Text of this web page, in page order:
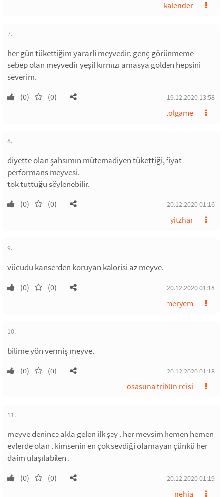
kalender
7.
her gün tükettiğim yararli meyvedir. genç görünmeme
sebep olan meyvedir yeşil kırmızı amasya golden hepsini
severim.
(0) (0) 19.12.2020 13:58
tolgame
8.
diyette olan şahsımın mütemadiyen tükettiği, fiyat
performans meyvesi.
tok tuttuğu söylenebilir.
(0) (0) 20.12.2020 01:16
yitzhar
9.
vücudu kanserden koruyan kalorisi az meyve.
(0) (0) 20.12.2020 01:18
meryem
10.
bilime yön vermiş meyve.
(0) (0) 20.12.2020 01:18
osasuna tribün reisi
11.
meyve denince akla gelen ilk şey . her mevsim hemen hemen
evlerde olan . kimsenin en çok sevdiği olamayan çünkü her
daim ulaşılabilen .
(0) (0) 20.12.2020 01:19
nehia